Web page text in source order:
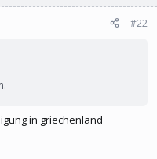
#22
in griechenland